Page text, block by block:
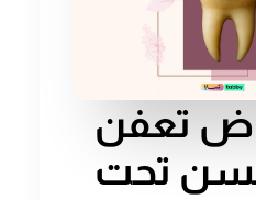
تعفن
تحت